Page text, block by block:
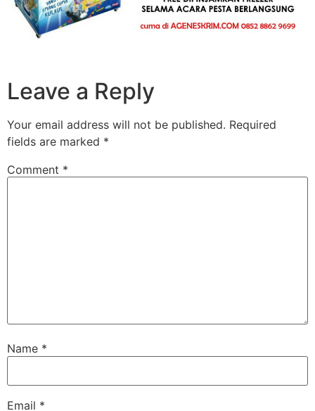
Leave a Reply
Your email address will not be published. Required
fields are marked *
Comment *
Name *
Email *